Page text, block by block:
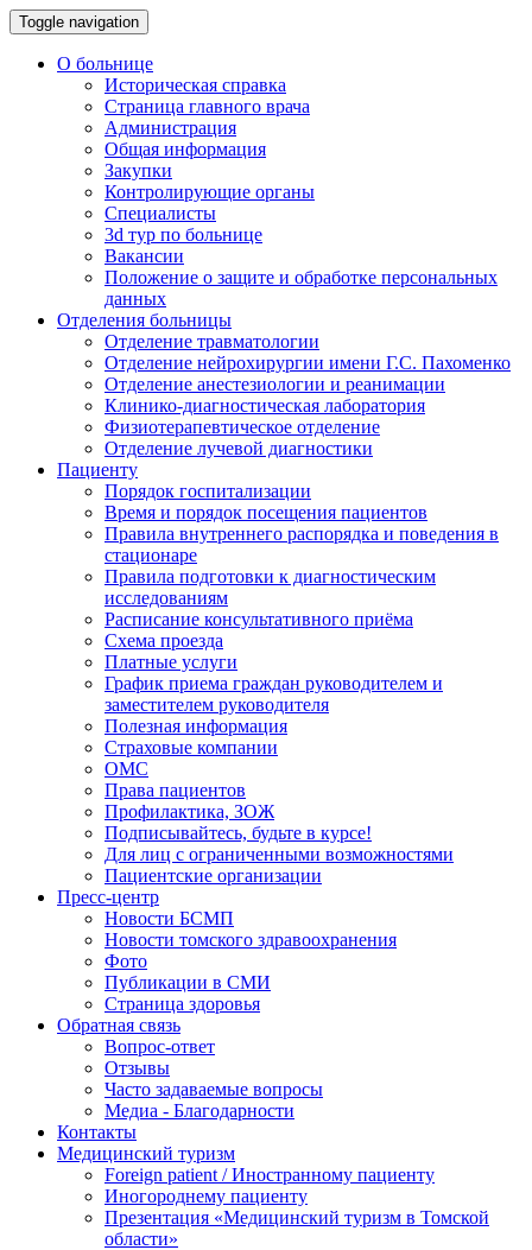
Toggle navigation
О больнице
Историческая справка
Страница главного врача
Администрация
Общая информация
Закупки
Контролирующие органы
Специалисты
3d тур по больнице
Вакансии
Положение о защите и обработке персональных
данных
Отделения больницы
Отделение травматологии
Отделение нейрохирургии имени Г.С. Пахоменко
Отделение анестезиологии и реанимации
Клинико-диагностическая лаборатория
Физиотерапевтическое отделение
Отделение лучевой диагностики
Пациенту
Порядок госпитализации
Время и порядок посещения пациентов
Правила внутреннего распорядка и поведения в
стационаре
Правила подготовки к диагностическим
исследованиям
Расписание консультативного приёма
Схема проезда
Платные услуги
График приема граждан руководителем и
заместителем руководителя
Полезная информация
Страховые компании
ОМС
Права пациентов
Профилактика, ЗОЖ
Подписывайтесь, будьте в курсе!
Для лиц с ограниченными возможностями
Пациентские организации
Пресс-центр
Новости БСМП
Новости томского здравоохранения
Фото
Публикации в СМИ
Страница здоровья
Обратная связь
Вопрос-ответ
Отзывы
Часто задаваемые вопросы
Медиа - Благодарности
Контакты
Медицинский туризм
Foreign patient / Иностранному пациенту
Иногороднему пациенту
Презентация «Медицинский туризм в Томской
области»